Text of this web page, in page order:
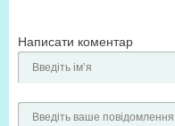
Написати коментар